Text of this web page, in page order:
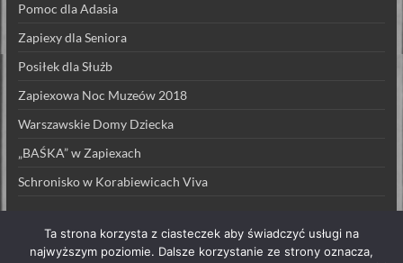
Pomoc dla Adasia
Zapiexy dla Seniora
Posiłek dla Służb
Zapiexowa Noc Muzeów 2018
Warszawskie Domy Dziecka
„BAŚKA” w Zapiexach
Schronisko w Korabiewicach Viva
Ta strona korzysta z ciasteczek aby świadczyć usługi na
najwyższym poziomie. Dalsze korzystanie ze strony oznacza,